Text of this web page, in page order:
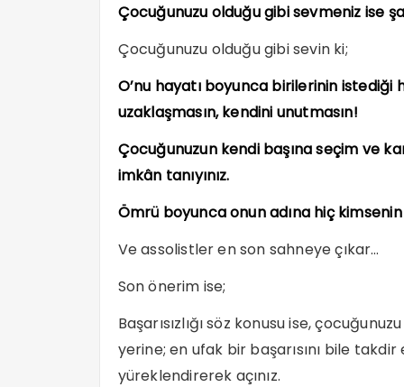
Çocuğunuzu olduğu gibi sevmeniz ise
Çocuğunuzu olduğu gibi sevin ki;
O’nu hayatı boyunca birilerinin
uzaklaşmasın, kendini unutmasın!
Çocuğunuzun kendi başına seçim ve
imkân tanıyınız.
Ömrü boyunca onun adına hiç
Ve assolistler en son sahneye çıkar…
Son önerim ise;
Başarısızlığı söz konusu ise,
yerine; en ufak bir başarısını bile
yüreklendirerek açınız.